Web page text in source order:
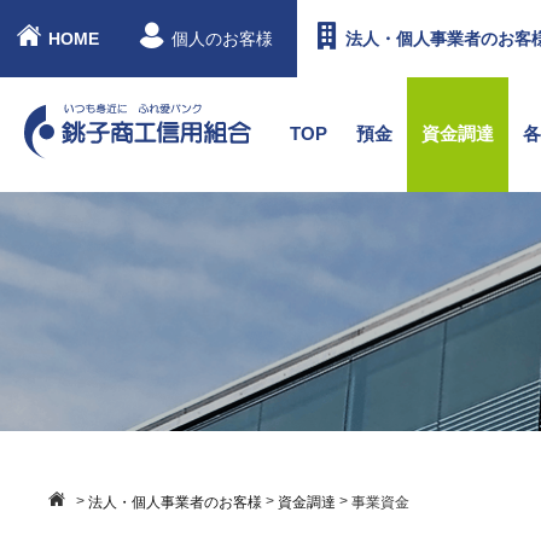
HOME 個人のお客様 法人・個人事業者のお客
TOP 預金 資金調達
>法人・個人事業者のお客様 > 資金調達 >事業資金